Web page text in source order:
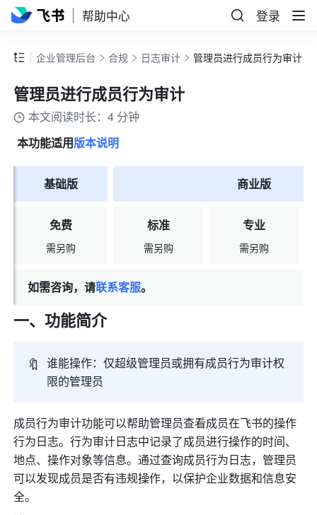
帮助中心 登录
企业管理后台 合规 日志审计 管理员进行成员行为审计
管理员进行成员行为审计
本文阅读时长：4 分钟
本功能适用版本说明
基础版
免费
需另购
商业版
标准
需另购
专业
需另购
如需咨询，请联系客服。
一、功能简介
🔖
谁能操作：仅超级管理员或拥有成员行为审计权
限的管理员
成员行为审计功能可以帮助管理员查看成员在飞书的操作
行为日志。行为审计日志中记录了成员进行操作的时间、
地点、操作对象等信息。通过查询成员行为日志，管理员
可以发现成员是否有违规操作，以保护企业数据和信息安
全。